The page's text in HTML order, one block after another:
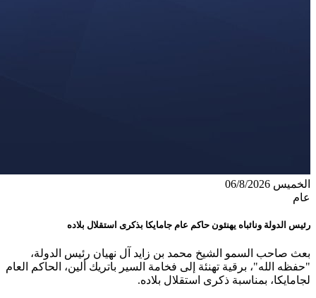
الخميس 06/8/2026
عام
رئيس الدولة ونائباه يهنئون حاكم عام جامايكا بذكرى استقلال بلاده
بعث صاحب السمو الشيخ محمد بن زايد آل نهيان رئيس الدولة،
"حفظه الله"، برقية تهنئة إلى فخامة السير باتريك ألين، الحاكم العام
لجامايكا، بمناسبة ذكرى استقلال بلاده.